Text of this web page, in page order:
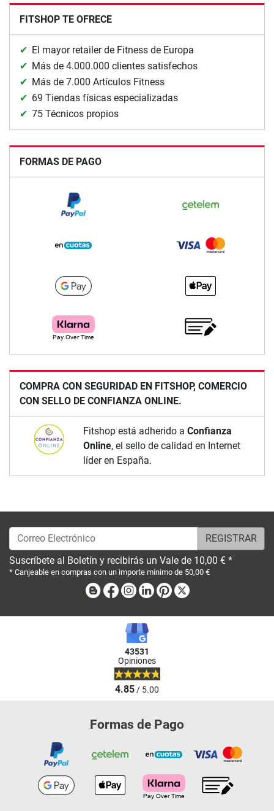
FITSHOP TE OFRECE
El mayor retailer de Fitness de Europa
Más de 4.000.000 clientes satisfechos
Más de 7.000 Artículos Fitness
69 Tiendas físicas especializadas
75 Técnicos propios
FORMAS DE PAGO
COMPRA CON SEGURIDAD EN FITSHOP, COMERCIO
CON SELLO DE CONFIANZA ONLINE.
Fitshop está adherido a Confianza
Online, el sello de calidad en Internet
líder en España.
Correo Electrónico
Suscríbete al Boletín y recibirás un Vale de 10,00 € *
* Canjeable en compras con un importe mínimo de 50,00 €
BlogFacebook
Instagram
LinkedinPinterest
43531
Opiniones
4.85/ 5.00
Formas de Pago